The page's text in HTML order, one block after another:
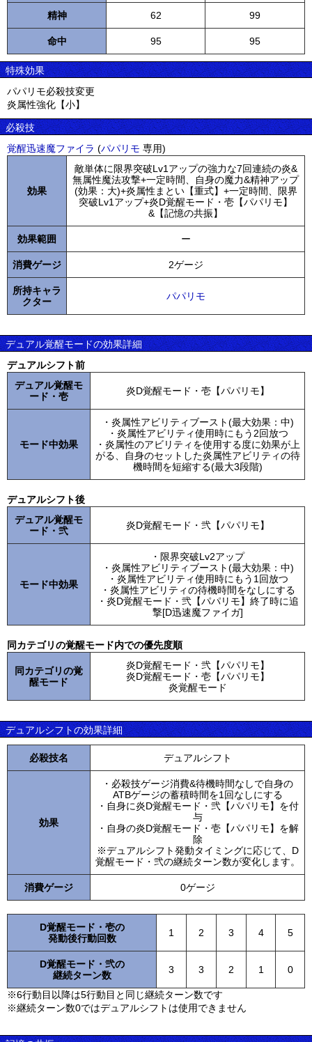
精神 62 99
命中 95 95
特殊効果
パパリモ必殺技変更
炎属性強化【小】
必殺技
覚醒迅速魔ファイラ (パパリモ 専用)
効果
敵単体に限界突破Lv1アップの強力な7回連続の炎&
無属性魔法攻撃+一定時間、自身の魔力&精神アップ
(効果：大)+炎属性まとい【重式】+一定時間、限界
突破Lv1アップ+炎D覚醒モード・壱【パパリモ】
&【記憶の共振】
効果範囲 ー
消費ゲージ 2ゲージ
所持キャラ
クター
パパリモ
デュアル覚醒モードの効果詳細
デュアルシフト前
デュアル覚醒モ
ード・壱
炎D覚醒モード・壱【パパリモ】
モード中効果
・炎属性アビリティブースト(最大効果：中)
・炎属性アビリティ使用時にもう2回放つ
・炎属性のアビリティを使用する度に効果が上
がる、自身のセットした炎属性アビリティの待
機時間を短縮する(最大3段階)
デュアルシフト後
デュアル覚醒モ
ード・弐
炎D覚醒モード・弐【パパリモ】
モード中効果
・限界突破Lv2アップ
・炎属性アビリティブースト(最大効果：中)
・炎属性アビリティ使用時にもう1回放つ
・炎属性アビリティの待機時間をなしにする
・炎D覚醒モード・弐【パパリモ】終了時に追
撃[D迅速魔ファイガ]
同カテゴリの覚醒モード内での優先度順
同カテゴリの覚
醒モード
炎D覚醒モード・弐【パパリモ】
炎D覚醒モード・壱【パパリモ】
炎覚醒モード
デュアルシフトの効果詳細
必殺技名 デュアルシフト
効果
・必殺技ゲージ消費&待機時間なしで自身の
ATBゲージの蓄積時間を1回なしにする
・自身に炎D覚醒モード・弐【パパリモ】を付
与
・自身の炎D覚醒モード・壱【パパリモ】を解
除
※デュアルシフト発動タイミングに応じて、D
覚醒モード・弐の継続ターン数が変化します。
消費ゲージ 0ゲージ
D覚醒モード・壱の
発動後行動回数
1 2 3 4 5
D覚醒モード・弐の
継続ターン数
3 3 2 1 0
※6行動目以降は5行動目と同じ継続ターン数です
※継続ターン数0ではデュアルシフトは使用できません